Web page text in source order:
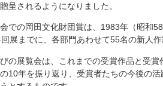
呈されるようになりました。
での岡田文化財団賞は、1983年（昭和
展までに、各部門あわせて55名の新人
の展覧会は、これまでの受賞作品と受
10年を振り返り、受賞者たちの今後の